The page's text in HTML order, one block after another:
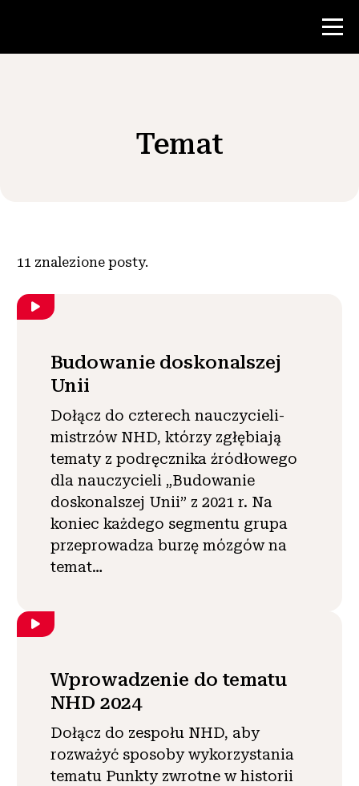
Zasoby dla nauczycieli
Zaangażować się
Temat
11 znalezione posty.
Budowanie doskonalszej
Unii
Dołącz do czterech nauczycieli-
mistrzów NHD, którzy zgłębiają
tematy z podręcznika źródłowego
dla nauczycieli „Budowanie
doskonalszej Unii” z 2021 r. Na
koniec każdego segmentu grupa
przeprowadza burzę mózgów na
temat…
Wprowadzenie do tematu
NHD 2024
Dołącz do zespołu NHD, aby
rozważyć sposoby wykorzystania
tematu Punkty zwrotne w historii